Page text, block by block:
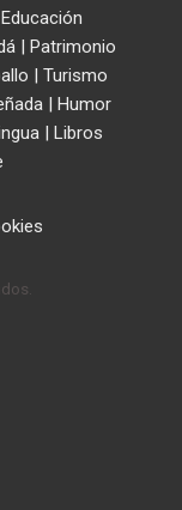
Educación
| Patrimonio
| Turismo
| Humor
| Libros